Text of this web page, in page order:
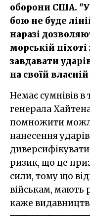
оборони США. "У
бою не буде
наразі
морській
завдавати
на своїй
Немає сумнівів в тому, що кінцева мета
генерала
помножити
нанесення
ризик, що це
сили, тому що
військам, мають
каже